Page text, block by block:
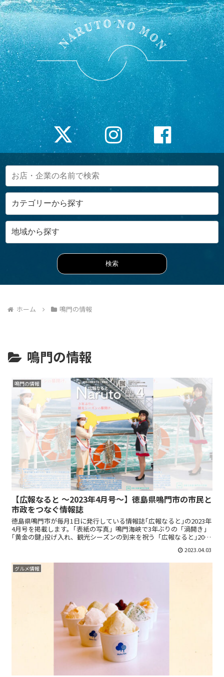
ホーム 鳴門の情報
鳴門の情報
鳴門の情報
【広報なると ～2023年4月号～】徳島県鳴門市の市民と
市政をつなぐ情報誌
徳島県鳴門市が毎月1日に発行している情報誌｢広報なると｣の2023年
4月号を掲載します。｢表紙の写真」鳴門海峡で3年ぶりの「渦開き」
｢黄金の鍵｣投げ入れ、観光シーズンの到来を祝う「広報なると｣2023
2023.04.03
グルメ情報